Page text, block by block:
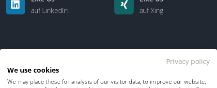
auf LinkedIn
auf Xing
Kontakt Über uns
Privacy policy
We use cookies
We may place these for analysis of our visitor data, to improve our website,